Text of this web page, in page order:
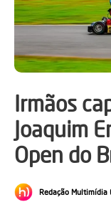
Irmãos
Joaquim
Open do
Redação Multimídia